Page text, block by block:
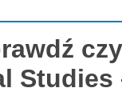
czy
Studies